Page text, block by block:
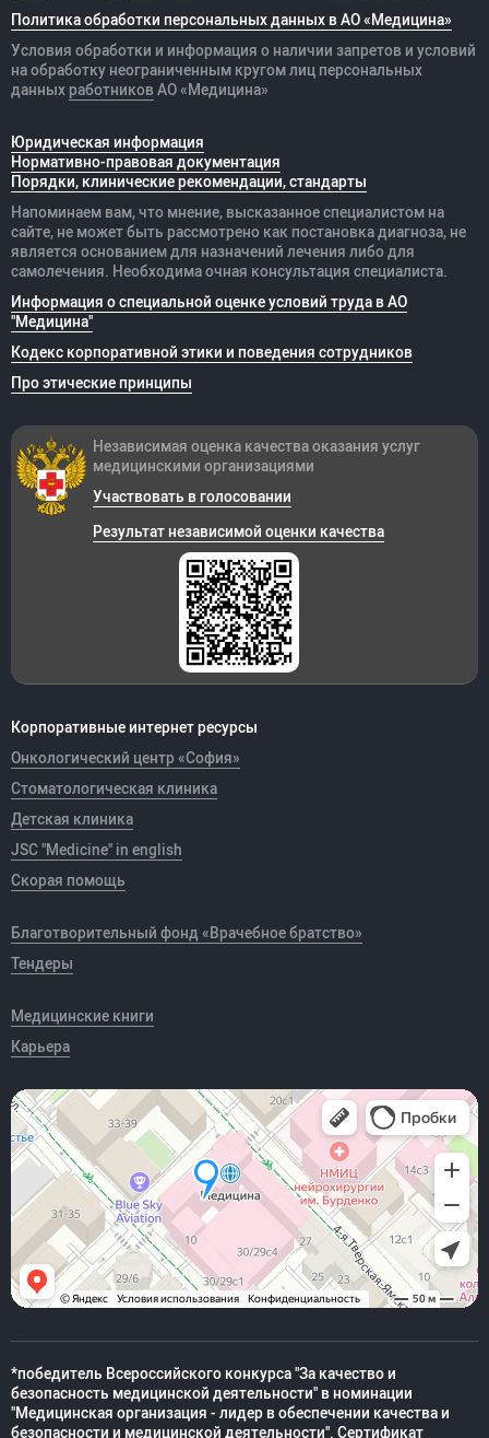
Политика обработки персональных данных в АО «Медицина»
Условия обработки и информация о наличии запретов и условий
на обработку неограниченным кругом лиц персональных
данных работников АО «Медицина»
Юридическая информация
Нормативно-правовая документация
Порядки, клинические рекомендации, стандарты
Напоминаем вам, что мнение, высказанное специалистом на
сайте, не может быть рассмотрено как постановка диагноза, не
является основанием для назначений лечения либо для
самолечения. Необходима очная консультация специалиста.
Информация о специальной оценке условий труда в АО
"Медицина"
Кодекс корпоративной этики и поведения сотрудников
Про этические принципы
Корпоративные интернет ресурсы
Онкологический центр «София»
Стоматологическая клиника
Детская клиника
JSC "Medicine" in english
Скорая помощь
Благотворительный фонд «Врачебное братство»
Тендеры
Медицинские книги
Карьера
Независимая оценка качества оказания услуг
медицинскими организациями
Участвовать в голосовании
Результат независимой оценки качества
*победитель Всероссийского конкурса "За качество и
безопасность медицинской деятельности" в номинации
"Медицинская организация - лидер в обеспечении качества и
безопасности и медицинской деятельности". Сертификат